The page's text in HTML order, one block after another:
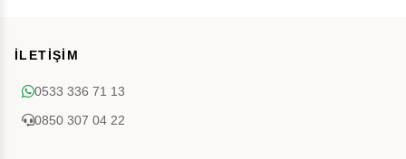
İLETİŞİM
0533 336 71 13
0850 307 04 22